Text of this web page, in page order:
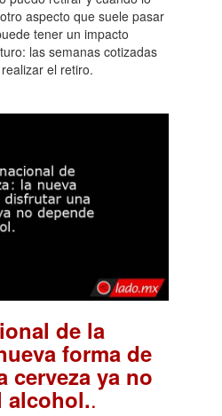
aspecto que suele pasar
tener un impacto
las semanas cotizadas
el retiro.
de la
forma de
cerveza ya no
alcohol..